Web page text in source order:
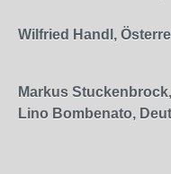
Wilfried Handl,
Markus
Lino Bombenato,